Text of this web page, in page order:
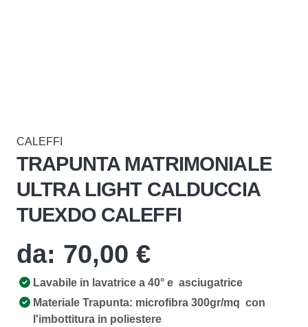
CALEFFI
TRAPUNTA MATRIMONIALE
ULTRA LIGHT CALDUCCIA
TUEXDO CALEFFI
da: 70,00 €
Lavabile in lavatrice a 40° e asciugatrice
Materiale Trapunta: microfibra 300gr/mq con
l'imbottitura in poliestere